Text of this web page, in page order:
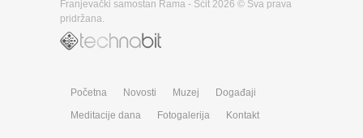
Franjevački samostan Rama - Šćit 2026 © Sva prava
pridržana.
Početna Novosti Muzej
Događaji
Meditacije dana
Fotogalerija Kontakt